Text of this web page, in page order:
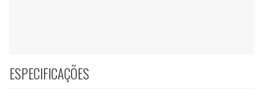
ESPECIFICAÇÕES